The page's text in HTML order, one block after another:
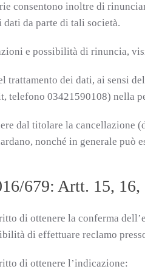
consentono inoltre di
da parte di tali società.
e possibilità di rinuncia,
trattamento dei dati, ai sensi
telefono 03421590108) nella
dal titolare la cancellazione
nonché in generale può
679: Artt. 15,
di ottenere la conferma
di effettuare reclamo
di ottenere l’indicazione: